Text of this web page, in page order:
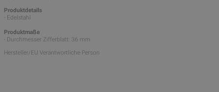
Produktdetails
- Edelstahl
Produktmaße
- Durchmesser Zifferblatt: 36 mm
Hersteller/EU Verantwortliche Person